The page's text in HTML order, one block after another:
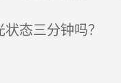
态三分钟吗？